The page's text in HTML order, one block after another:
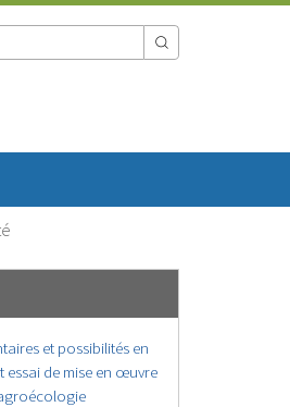
et possibilités en
essai de mise en œuvre